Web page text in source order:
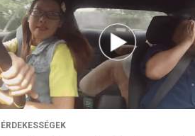
ÉRDEKESSÉGEK